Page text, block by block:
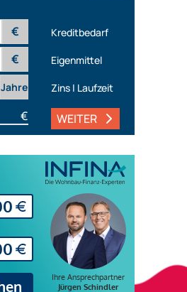
€ Kreditbedarf
€
Eigenmittel
Jahre Zins | Laufzeit
€ WEITER